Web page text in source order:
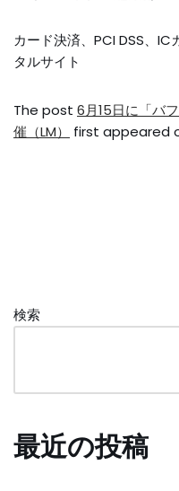
カード決済、PCI DSS、
タルサイト
The post 6月15日に「バ
催（LM）
first appeared
検索
最近の投稿